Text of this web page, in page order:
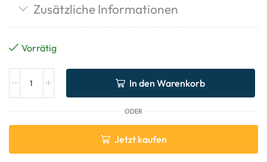
Zusätzliche Informationen
Vorrätig
In den Warenkorb
ODER
Jetzt kaufen